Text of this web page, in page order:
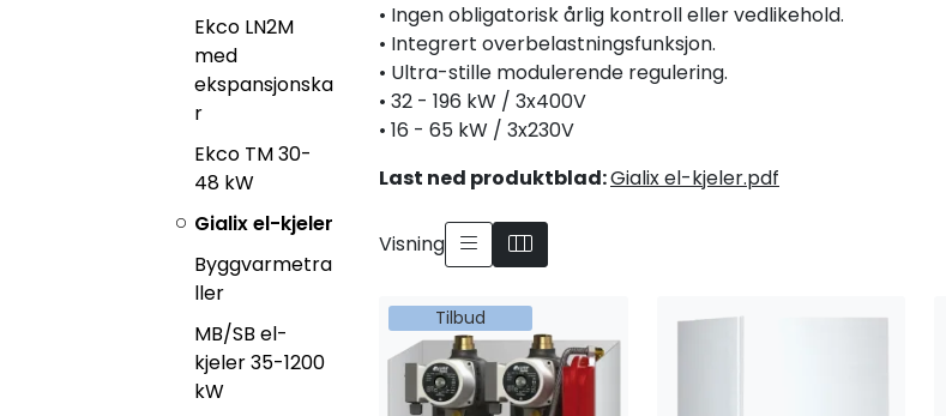
Ekco LN2M
med
ekspansjonska
r
Ekco TM 30-
48 kW
Gialix el-kjeler
Byggvarmetra
ller
MB/SB el-
kjeler 35-1200
kW
• Ingen obligatorisk årlig kontroll eller vedlikehold.
• Integrert overbelastningsfunksjon.
• Ultra-stille modulerende regulering.
• 32 - 196 kW / 3x400V
• 16 - 65 kW / 3x230V
Last ned produktblad:Gialix el-kjeler.pdf
Visning
Tilbud